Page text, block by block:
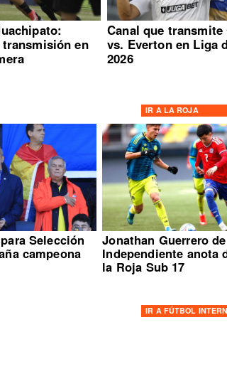
en
Canal que
vs. Everton en Liga
2026
IR A LA ROJA
Selección
campeona
Jonathan Guerrero de
Independiente anota
la Roja Sub 17
IR A FÚTBOL